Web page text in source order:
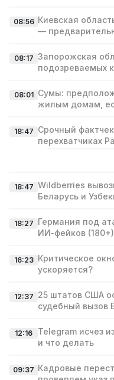
08:56 Киевская
—
08:17 Запорожская
подозреваемых
08:01 Сумы:
жилым домам,
18:47 Срочный
перехватчиках
18:47 Wildberries
Беларусь и
18:27 Германия под
ИИ‑фейков (180+)
16:23 Критическое
ускоряется?
12:37 25 штатов США
судебный вызов
12:16
Telegram исчез
и что делать
09:37 Кадровые